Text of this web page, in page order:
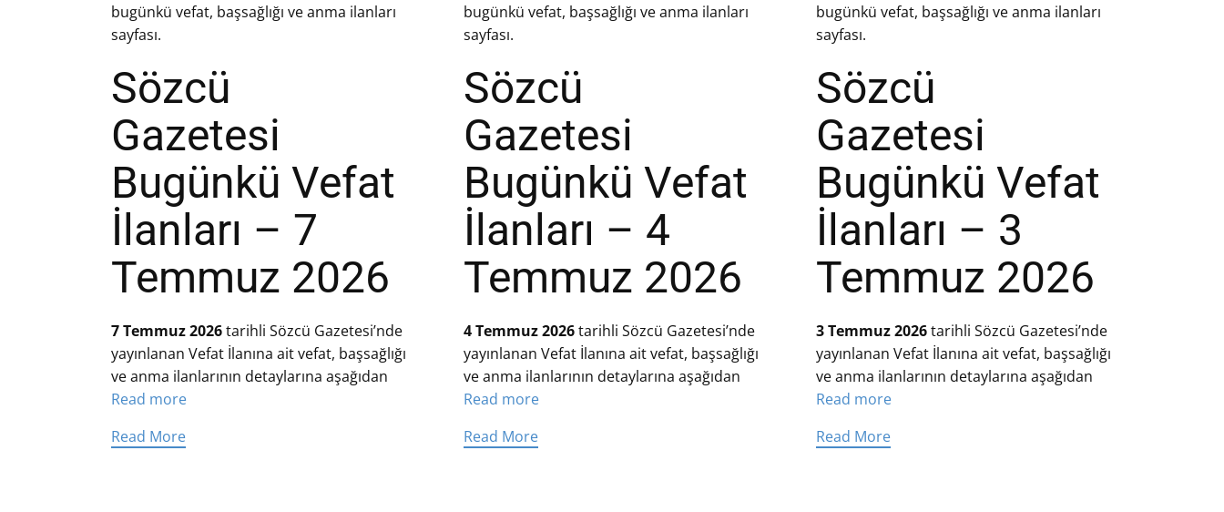
bugünkü vefat, başsağlığı ve anma ilanları
sayfası.
Sözcü
Gazetesi
Bugünkü Vefat
İlanları – 7
Temmuz 2026
7 Temmuz 2026tarihli Sözcü Gazetesi’nde
yayınlanan Vefat İlanına ait vefat, başsağlığı
ve anma ilanlarının detaylarına aşağıdan
Read more
Read More
bugünkü vefat, başsağlığı ve anma ilanları
sayfası.
Sözcü
Gazetesi
Bugünkü Vefat
İlanları – 4
Temmuz 2026
4 Temmuz 2026tarihli Sözcü Gazetesi’nde
yayınlanan Vefat İlanına ait vefat, başsağlığı
ve anma ilanlarının detaylarına aşağıdan
Read more
Read More
bugünkü vefat, başsağlığı ve anma ilanları
sayfası.
Sözcü
Gazetesi
Bugünkü Vefat
İlanları – 3
Temmuz 2026
3 Temmuz 2026tarihli Sözcü Gazetesi’nde
yayınlanan Vefat İlanına ait vefat, başsağlığı
ve anma ilanlarının detaylarına aşağıdan
Read more
Read More